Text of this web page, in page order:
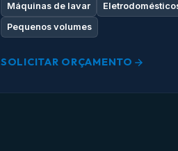
Máquinas de lavar
Pequenos volumes
SOLICITAR ORÇAMENTO